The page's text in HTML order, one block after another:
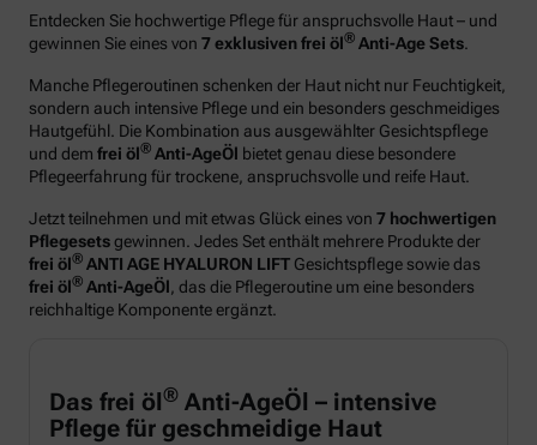
Entdecken Sie hochwertige Pflege für anspruchsvolle Haut – und
gewinnen Sie eines von 7 exklusiven frei öl® Anti-Age Sets
Manche Pflegeroutinen schenken der Haut nicht nur Feuchtigkeit,
sondern auch intensive Pflege und ein besonders geschmeidiges
Hautgefühl. Die Kombination aus ausgewählter Gesichtspflege
und dem frei öl® Anti-AgeÖl bietet genau diese besondere
Pflegeerfahrung für trockene, anspruchsvolle und reife Haut.
Jetzt teilnehmen und mit etwas Glück eines von 7 hochwertigen
Pflegesetsgewinnen. Jedes Set enthält mehrere Produkte der
frei öl® ANTI AGE HYALURON LIFT Gesichtspflege sowie das
frei öl® Anti-AgeÖl , das die Pflegeroutine um eine besonders
reichhaltige Komponente ergänzt.
Das frei öl® Anti-AgeÖl – intensive
Pflege für geschmeidige Haut